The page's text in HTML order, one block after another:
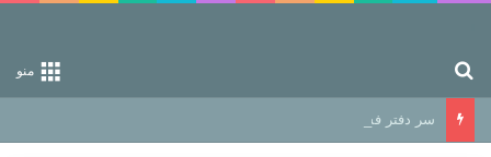
منو
سر دفتر فساد در زمین‌، دوری وکناره‌گیری از راه خداست‌!